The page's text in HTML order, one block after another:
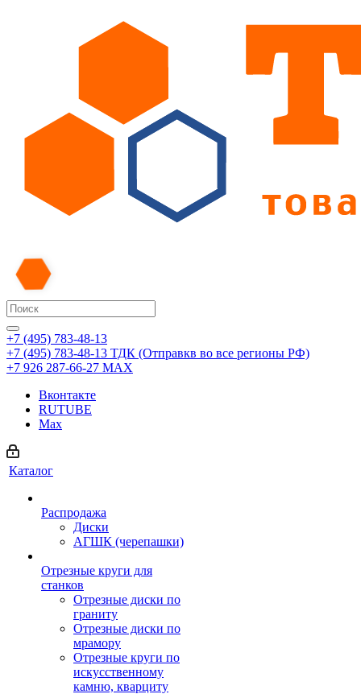
+7 (495) 783-48-13
+7 (495) 783-48-13 ТДК (Отправкв во все регионы РФ)
+7 926 287-66-27 МАХ
Вконтакте
RUTUBE
Max
Каталог
Распродажа
Диски
АГШК (черепашки)
Отрезные круги для
станков
Отрезные диски по
граниту
Отрезные диски по
мрамору
Отрезные круги по
искусственному
камню, кварциту